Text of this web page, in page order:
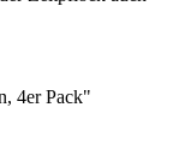
4er Pack"